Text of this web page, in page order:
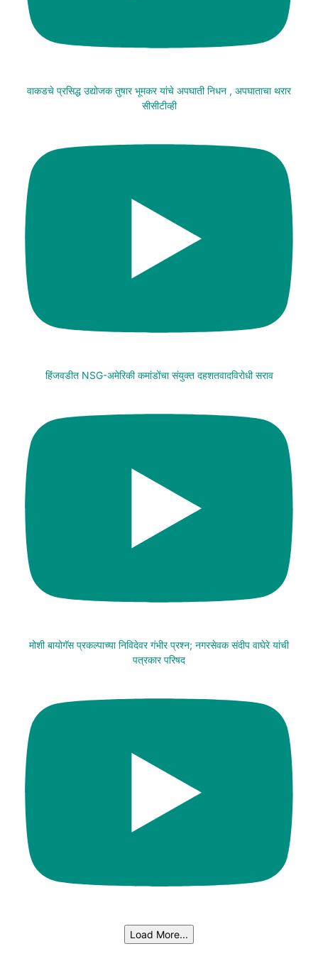
वाकडचे प्रसिद्ध उद्योजक तुषार भूमकर यांचे अपघाती निधन , अपघाताचा थरार
सीसीटीव्ही
हिंजवडीत NSG-अमेरिकी कमांडोंचा संयुक्त दहशतवादविरोधी सराव
मोशी बायोगॅस प्रकल्पाच्या निविदेवर गंभीर प्रश्न; नगरसेवक संदीप वाघेरे यांची
पत्रकार परिषद
Load More...